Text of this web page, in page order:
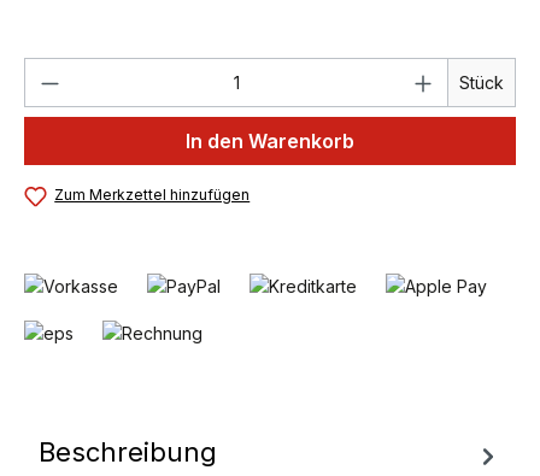
Produkt Anzahl: Gib den Stück
In den Warenkorb
Zum Merkzettel hinzufügen
Beschreibung